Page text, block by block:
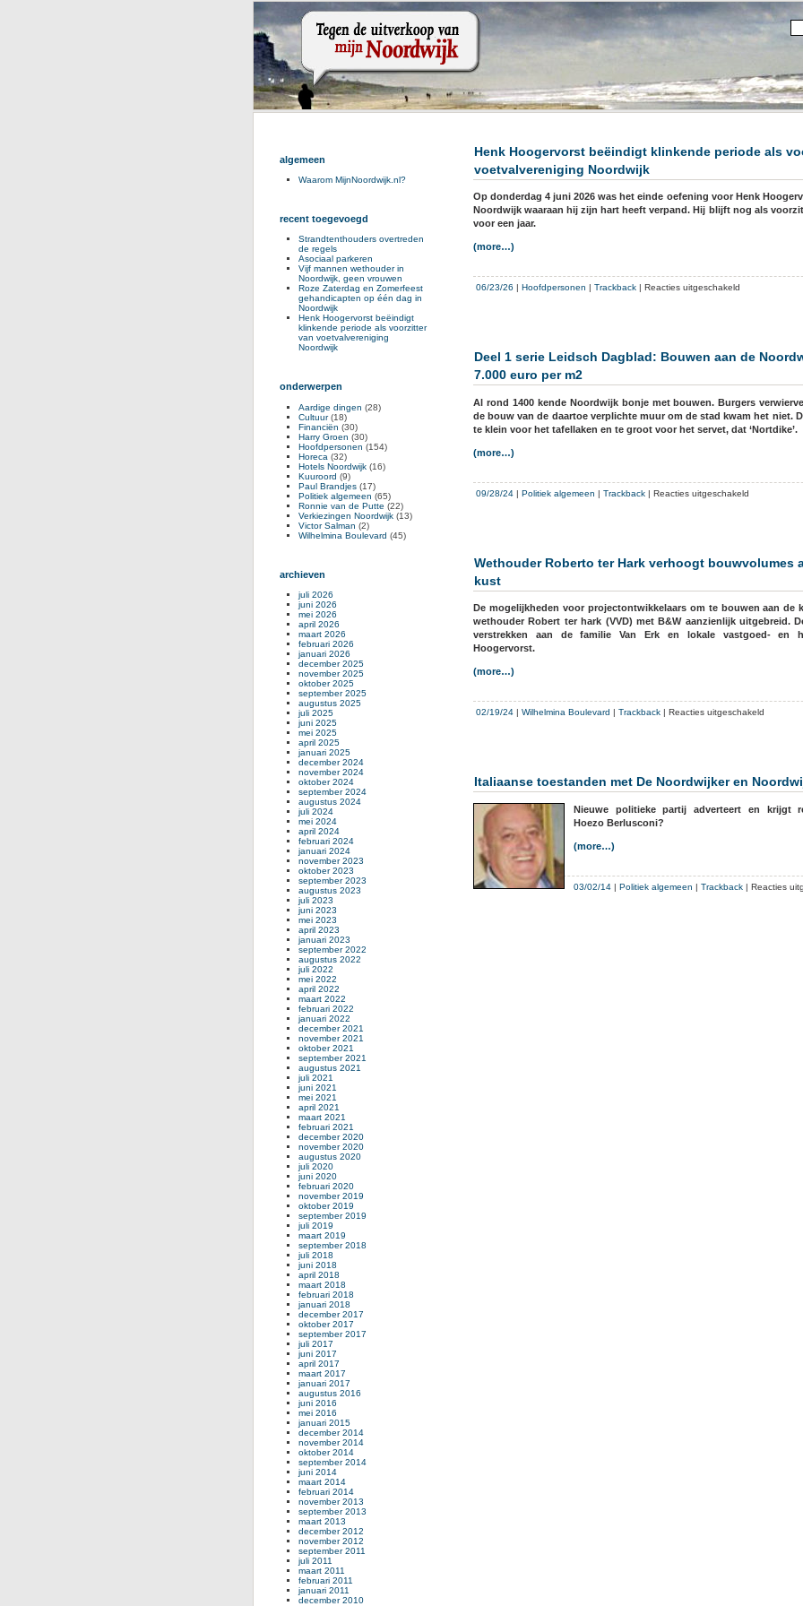
Henk Hoogervorst beëindigt klinkende periode als
voetvalvereniging Noordwijk
Op donderdag 4 juni 2026 was het einde oefening voor Henk
Noordwijk waaraan hij zijn hart heeft verpand. Hij blijft nog als
voor een jaar.
(more…)
06/23/26 | Hoofdpersonen | Trackback | Reacties uitgeschakeld
periode
van
Deel 1 serie Leidsch Dagblad: Bouwen aan de
7.000 euro per m2
Al rond 1400 kende Noordwijk bonje met bouwen. Burgers
de bouw van de daartoe verplichte muur om de stad kwam het niet.
te klein voor het tafellaken en te groot voor het servet, dat ‘Nortdike’.
(more…)
09/28/24 | Politiek algemeen | Trackback | Reacties uitgeschakeld
Dagblad:
de
Noordwijkse
Wethouder Roberto ter Hark verhoogt bouwvolumes
kust
De mogelijkheden voor projectontwikkelaars om te bouwen aan de
wethouder Robert ter hark (VVD) met B&W aanzienlijk uitgebreid.
verstrekken aan de familie Van Erk en lokale vastgoed- en
Hoogervorst.
(more…)
02/19/24 Wilhelmina Boulevard Trackback Reacties uitgeschakeld
verhoogt
Italiaanse toestanden met De Noordwijker en
Nieuwe politieke partij adverteert en krijgt
Hoezo Berlusconi?
(more…)
03/02/14 | Politiek algemeen | Trackback | Reacties
algemeen
Waarom MijnNoordwijk.nl?
recent toegevoegd
Strandtenthouders overtreden
de regels
Asociaal parkeren
Vijf mannen wethouder in
Noordwijk, geen vrouwen
Roze Zaterdag en Zomerfeest
gehandicapten op één dag in
Noordwijk
Henk Hoogervorst beëindigt
klinkende periode als voorzitter
van voetvalvereniging
Noordwijk
onderwerpen
Aardige dingen (28)
Cultuur(18)
Financiën (30)
Harry Groen (30)
Hoofdpersonen (154)
Horeca (32)
Hotels Noordwijk (16)
Kuuroord (9)
Paul Brandjes (17)
Politiek algemeen (65)
Ronnie van de Putte (22)
Verkiezingen Noordwijk (13)
Victor Salman (2)
Wilhelmina Boulevard (45)
archieven
juli 2026
juni 2026
mei 2026
april 2026
maart 2026
februari 2026
januari 2026
december 2025
november 2025
oktober 2025
september 2025
augustus 2025
juli 2025
juni 2025
mei 2025
april 2025
januari 2025
december 2024
november 2024
oktober 2024
september 2024
augustus 2024
juli 2024
mei 2024
april 2024
februari 2024
januari 2024
november 2023
oktober 2023
september 2023
augustus 2023
juli 2023
juni 2023
mei 2023
april 2023
januari 2023
september 2022
augustus 2022
juli 2022
mei 2022
april 2022
maart 2022
februari 2022
januari 2022
december 2021
november 2021
oktober 2021
september 2021
augustus 2021
juli 2021
juni 2021
mei 2021
april 2021
maart 2021
februari 2021
december 2020
november 2020
augustus 2020
juli 2020
juni 2020
februari 2020
november 2019
oktober 2019
september 2019
juli 2019
maart 2019
september 2018
juli 2018
juni 2018
april 2018
maart 2018
februari 2018
januari 2018
december 2017
oktober 2017
september 2017
juli 2017
juni 2017
april 2017
maart 2017
januari 2017
augustus 2016
juni 2016
mei 2016
januari 2015
december 2014
november 2014
oktober 2014
september 2014
juni 2014
maart 2014
februari 2014
november 2013
september 2013
maart 2013
december 2012
november 2012
september 2011
juli 2011
maart 2011
februari 2011
januari 2011
december 2010